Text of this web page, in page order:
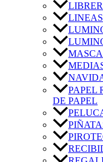
LINEAS
PAPEL
DE PAPEL